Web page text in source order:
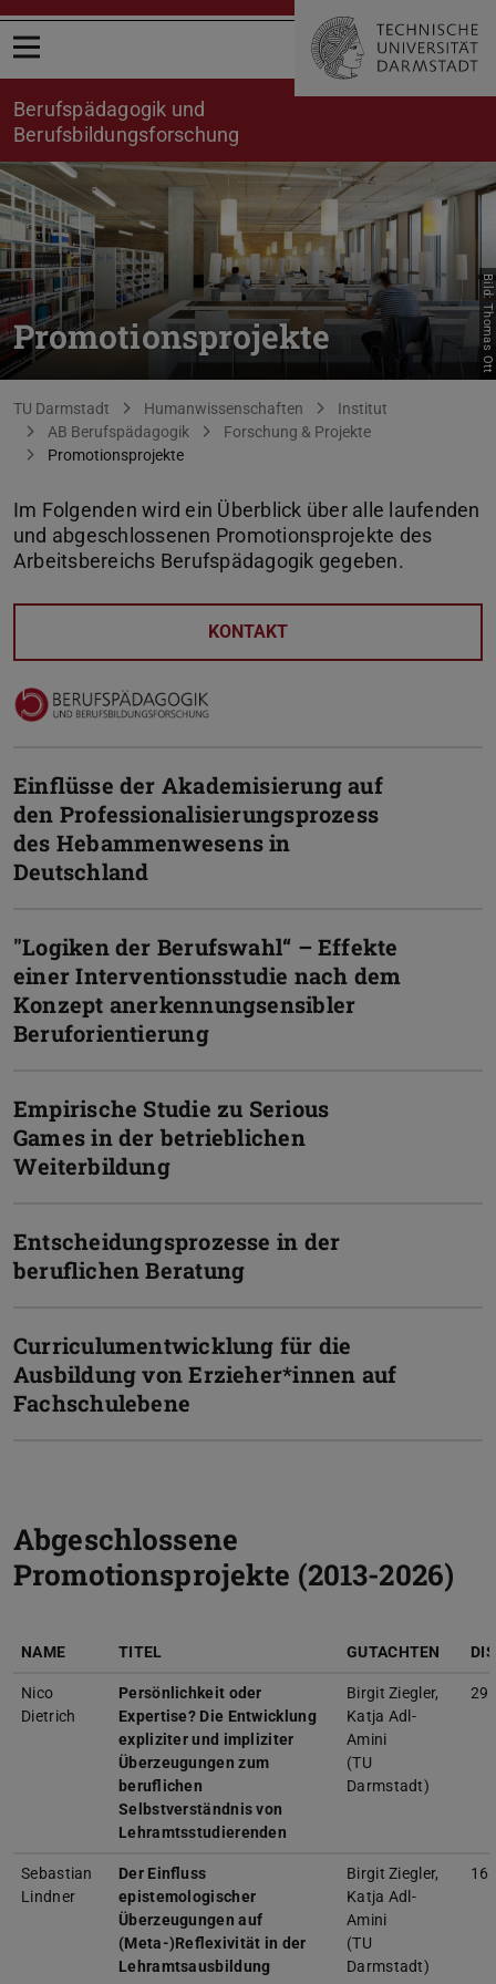
Menü öffnen
Berufspädagogik und
Berufsbildungsforschung
Promotionsprojekte Bild: Thomas Ott
Sie befinden sich hier:
TU Darmstadt Humanwissenschaften
Institut
AB Berufspädagogik
Forschung & Projekte
Promotionsprojekte
Im Folgenden wird ein Überblick über alle laufenden
und abgeschlossenen Promotionsprojekte des
Arbeitsbereichs Berufspädagogik gegeben.
KONTAKT
Einflüsse der Akademisierung auf
den Professionalisierungsprozess
des Hebammenwesens in
Deutschland
"Logiken der Berufswahl“ – Effekte
einer Interventionsstudie nach dem
Konzept anerkennungsensibler
Beruforientierung
Empirische Studie zu Serious
Games in der betrieblichen
Weiterbildung
Entscheidungsprozesse in der
beruflichen Beratung
Curriculumentwicklung für die
Ausbildung von Erzieher*innen auf
Fachschulebene
Abgeschlossene
Promotionsprojekte (2013-2026)
NAME TITEL GUTACHTEN
Nico
Dietrich
Persönlichkeit oder
Expertise? Die Entwicklung
expliziter und impliziter
Überzeugungen zum
beruflichen
Selbstverständnis von
Lehramtsstudierenden
Birgit Ziegler,
Katja Adl-
Amini
(TU
Darmstadt)
Sebastian
Lindner
Der Einfluss
epistemologischer
Überzeugungen auf
(Meta-)Reflexivität in der
Lehramtsausbildung
Birgit Ziegler,
Katja Adl-
Amini
(TU
Darmstadt)